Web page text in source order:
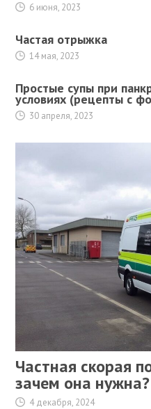
6 июня, 2023
Частая отрыжка
14 мая, 2023
Простые супы при
условиях (рецепты с
30 апреля, 2023
Частная скорая
зачем она нужна?
4 декабря, 2024